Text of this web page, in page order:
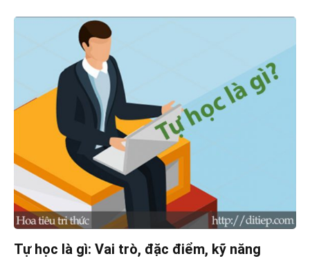
Tự học là gì: Vai trò, đặc điểm, kỹ năng